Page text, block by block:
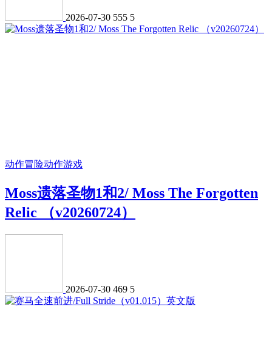
2026-07-30 555 5
动作冒险动作游戏
Moss遗落圣物1和2/ Moss The Forgotten
Relic （v20260724）
2026-07-30 469 5